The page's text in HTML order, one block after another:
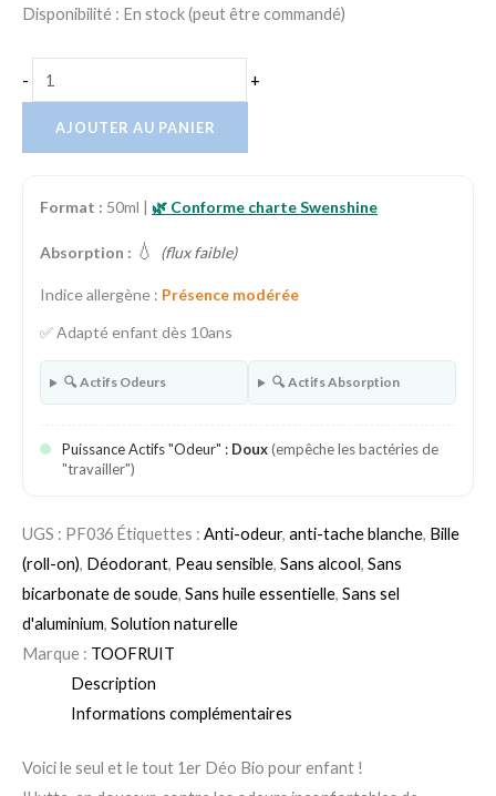
Disponibilité : En stock (peut être commandé)
- +
AJOUTER AU PANIER
Format : 50ml | 🌿 Conforme charte Swenshine
Absorption : 💧 (flux faible)
Indice allergène : Présence modérée
✅ Adapté enfant dès 10ans
🔍 Actifs Odeurs 🔍 Actifs Absorption
Puissance Actifs "Odeur" : Doux(empêche les bactéries de
"travailler")
UGS : PF036 Étiquettes : Anti-odeur, anti-tache blanche, Bille
(roll-on), Déodorant, Peau sensible, Sans alcool , Sans
bicarbonate de soude, Sans huile essentielle, Sans sel
d'aluminium, Solution naturelle
Marque : TOOFRUIT
Description
Informations complémentaires
Voici le seul et le tout 1er Déo Bio pour enfant !